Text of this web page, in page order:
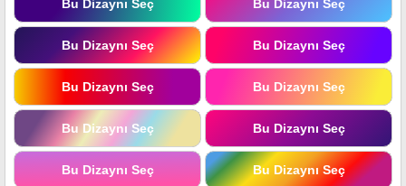
Bu Dizaynı Seç Bu Dizaynı Seç
Bu Dizaynı Seç Bu Dizaynı Seç
Bu Dizaynı Seç Bu Dizaynı Seç
Bu Dizaynı Seç Bu Dizaynı Seç
Bu Dizaynı Seç Bu Dizaynı Seç